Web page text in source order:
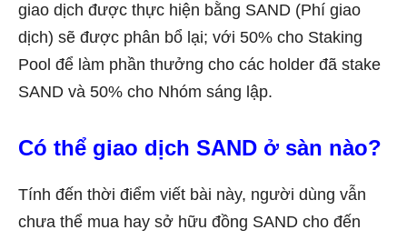
giao dịch được thực hiện bằng SAND (Phí giao
dịch) sẽ được phân bổ lại; với 50% cho Staking
Pool để làm phần thưởng cho các holder đã stake
SAND và 50% cho Nhóm sáng lập.
Có thể giao dịch SAND ở sàn nào?
Tính đến thời điểm viết bài này, người dùng vẫn
chưa thể mua hay sở hữu đồng SAND cho đến